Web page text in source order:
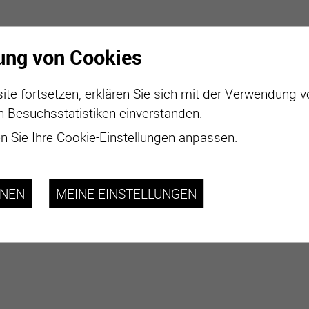
von Cookies
fortsetzen, erklären Sie sich mit der Verwendung
einverstanden.
Ihre Cookie-Einstellungen anpassen.
MEINE EINSTELLUNGEN